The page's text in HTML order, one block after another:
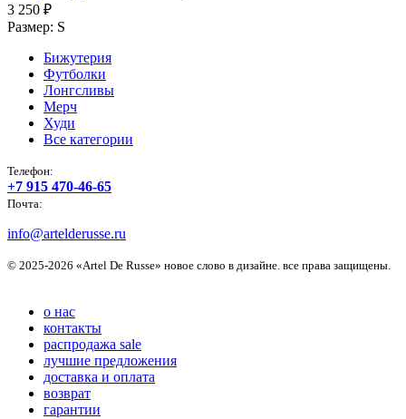
3 250 ₽
Размер: S
Бижутерия
Футболки
Лонгсливы
Мерч
Худи
Все категории
Телефон:
+7 915 470-46-65
Почта:
info@artelderusse.ru
© 2025-2026 «Artel De Russe» новое слово в дизайне. все права защищены.
о нас
контакты
распродажа sale
лучшие предложения
доставка и оплата
возврат
гарантии